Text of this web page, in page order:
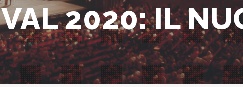
2020: IL